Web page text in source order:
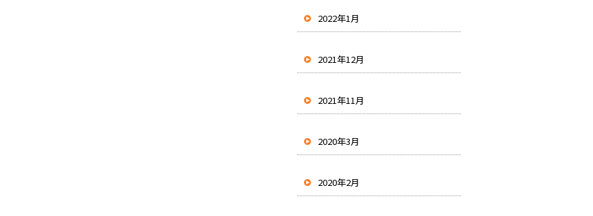
2022年1月
2021年12月
2021年11月
2020年3月
2020年2月